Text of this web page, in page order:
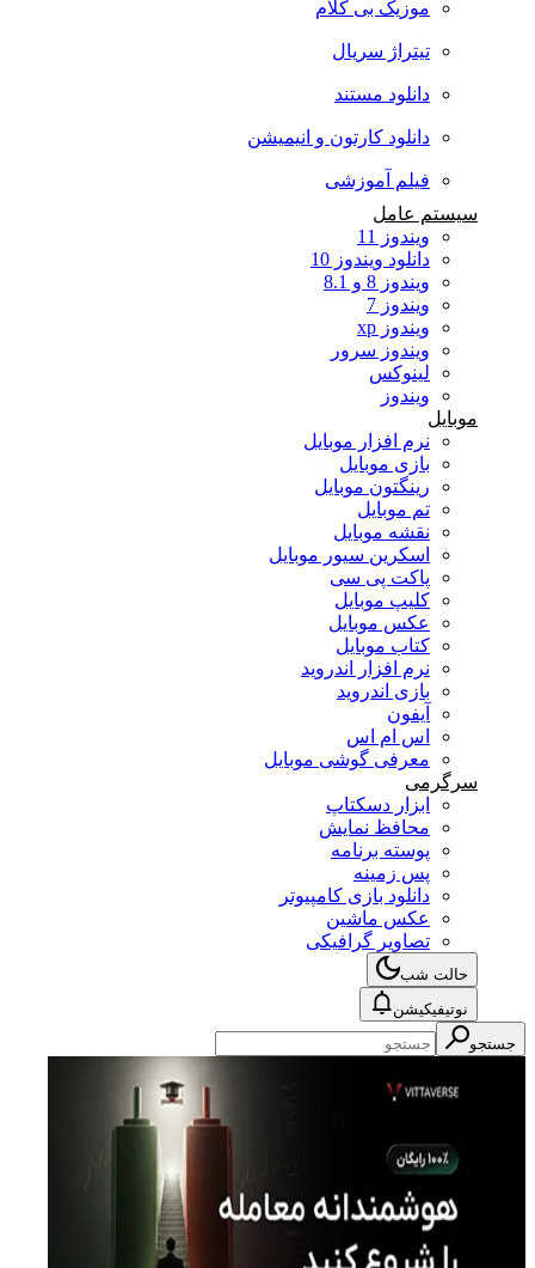
موزیک بی کلام
تیتراژ سریال
دانلود مستند
دانلود کارتون و انیمیشن
فیلم آموزشی
سیستم عامل
ویندوز 11
دانلود ویندوز 10
ویندوز 8 و 8.1
ویندوز 7
ویندوز xp
ویندوز سرور
لینوکس
ویندوز
موبایل
نرم افزار موبایل
بازی موبایل
رینگتون موبایل
تم موبایل
نقشه موبایل
اسکرین سیور موبایل
پاکت پی سی
کلیپ موبایل
عکس موبایل
کتاب موبایل
نرم افزار اندروید
بازی اندروید
آیفون
اس ام اس
معرفی گوشی موبایل
سرگرمی
ابزار دسکتاپ
محافظ نمایش
پوسته برنامه
پس زمینه
دانلود بازی کامپیوتر
عکس ماشین
تصاویر گرافیکی
حالت شب
نوتیفیکیشن
جستجو